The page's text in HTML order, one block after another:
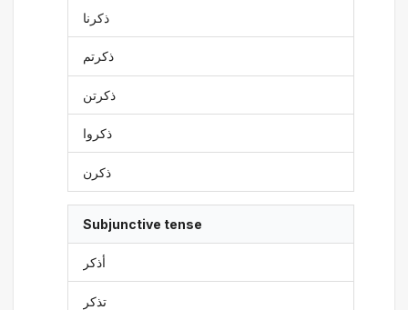
ذكرنا
ذكرتم
ذكرتن
ذكروا
ذكرن
Subjunctive tense
أذكر
تذكر